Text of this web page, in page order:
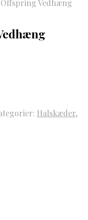
Offspring Vedhæng
Halskæder,